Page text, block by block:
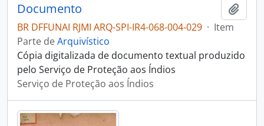
Documento
BR DFFUNAI RJMI ARQ-SPI-IR4-068-004-029 · Item
Parte deArquivístico
Cópia digitalizada de documento textual produzido
pelo Serviço de Proteção aos Índios
Serviço de Proteção aos Índios